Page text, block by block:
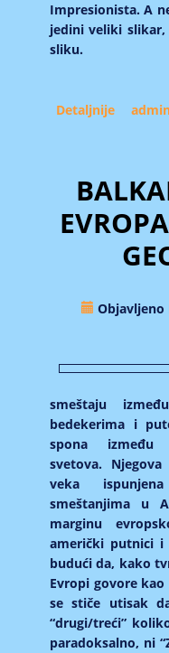
Impresionista. A
jedini veliki
sliku.
Detaljnije about
Objavljeno
smeštaju
bedekerima i
spona između
svetova.
veka
smeštanjima u
marginu
američki putnici i
budući da, kako
Evropi govore
se stiče utisak
“drugi/treći”
paradoksalno, ni